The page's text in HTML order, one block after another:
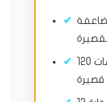
120 منشور + 100 تصميم + 40 فيديوهات
قصيرة